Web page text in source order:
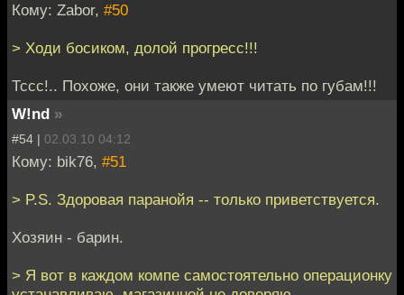
Кому: Zabor, #50
> Ходи босиком, долой прогресс!!!
Тссс!.. Похоже, они также умеют читать по губам!!!
W!nd »
#54 | 02.03.10 04:12
Кому: bik76, #51
> P.S. Здоровая паранойя -- только приветствуется.
Хозяин - барин.
> Я вот в каждом компе самостоятельно операционку